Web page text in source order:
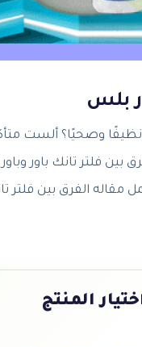
بلس
فلتر تانك باور
مقاله الفرق بين فلتر
المنتج